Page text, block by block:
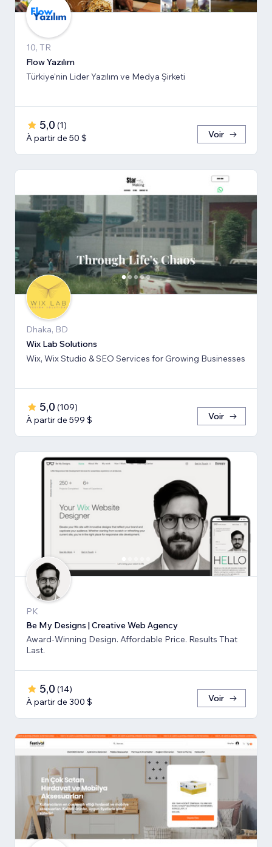
10, TR
Flow Yazılım
Türkiye'nin Lider Yazılım ve Medya Şirketi
5,0 (1)
À partir de 50 $
Voir
Dhaka, BD
Wix Lab Solutions
Wix, Wix Studio & SEO Services for Growing Businesses
5,0 (109)
À partir de 599 $
Voir
PK
Be My Designs | Creative Web Agency
Award-Winning Design. Affordable Price. Results That
Last.
5,0 (14)
À partir de 300 $
Voir